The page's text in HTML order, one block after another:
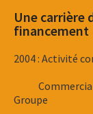
Une carrière
financement
2004 : Activité
Commerciale
Groupe